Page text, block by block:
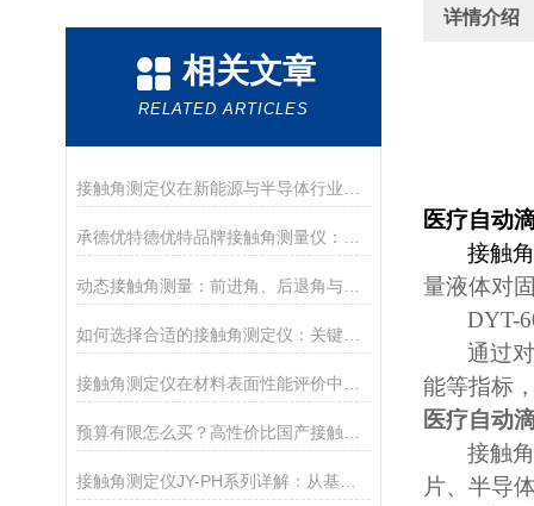
相关文章
RELATED ARTICLES
动态接触角测量：前进角、后退角与滚动角分析
如何选择合适的接触角测定仪：关键参数与配置解读
详情介绍
医疗自动
接触
量液体对
DYT-
通过
能等指标
医疗自动
接触
片、半导